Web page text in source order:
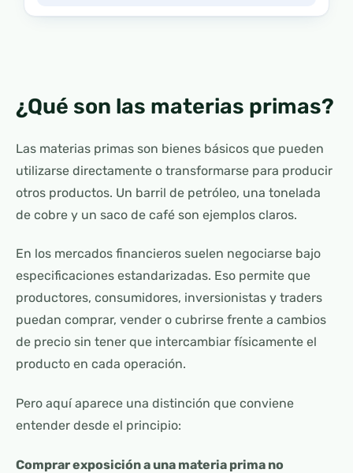
¿Qué son las materias primas?
Las materias primas son bienes básicos que pueden
utilizarse directamente o transformarse para producir
otros productos. Un barril de petróleo, una tonelada
de cobre y un saco de café son ejemplos claros.
En los mercados financieros suelen negociarse bajo
especificaciones estandarizadas. Eso permite que
productores, consumidores, inversionistas y traders
puedan comprar, vender o cubrirse frente a cambios
de precio sin tener que intercambiar físicamente el
producto en cada operación.
Pero aquí aparece una distinción que conviene
entender desde el principio:
Comprar exposición a una materia prima no